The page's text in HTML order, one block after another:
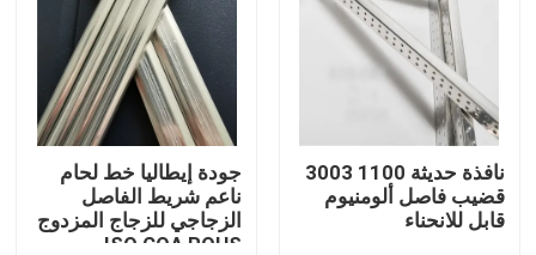
اتصل بنا
اطلب اقتباس
شريط الألمنيوم الفاصل
نافذة حديثة 1100 3003
قضيب فاصل ألومنيوم
قابل للانحناء
جودة إيطاليا خط لحام
ناعم شريط الفاصل
الزجاجي للزجاج المزدوج
ISO COA ROHS